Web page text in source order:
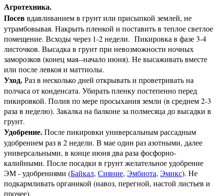
Агротехника.
Посеввдавливанием в грунт или присыпкой землей, не
утрамбовывая. Накрыть пленкой и поставить в теплое светлое
помещение. Всходы через 1-2 недели. Пикировка в фазе 3-4
листочков. Высадка в грунт при невозможности ночных
заморозков (конец мая--начало июня). Не высаживать вместе
или после левкоя и маттиолы.
Уход.Раз в несколько дней открывать и проветривать на
полчаса от конденсата. Убирать пленку постепенно перед
пикировкой. Полив по мере просыхания земли (в среднем 2-3
раза в неделю). Закалка на балконе за полмесяца до высадки в
грунт.
Удобрение.После пикировки универсальным рассадным
удобрением раз в 2 недели. В мае один раз азотными, далее
универсальными, в конце июня два раза фосфорно-
калийными. После посадки в грунт желательное удобрение
ЭМ - удобрениями (Байкал, Сияние, Эмбиота, Эмикс). Не
подкармливать органикой (навоз, перегной, настой листьев и
прочее).